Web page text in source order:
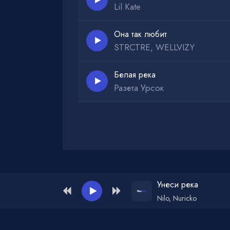
Lil Kate
Она так любит
STRCTRE, WELLVIZY
Белая река
Разета Урсок
Администрация для жалоб и рекламы:
Унеси река
Nilo, Nuricko